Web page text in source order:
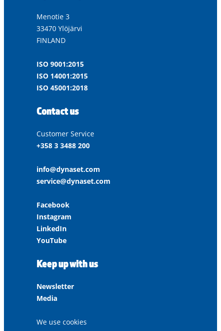
Menotie 3
33470 Ylöjärvi
FINLAND
ISO 9001:2015
ISO 14001:2015
ISO 45001:2018
Contact us
Customer Service
+358 3 3488 200
info@dynaset.com
service@dynaset.com
Facebook
Instagram
LinkedIn
YouTube
Keep up with us
Newsletter
Media
We use cookies